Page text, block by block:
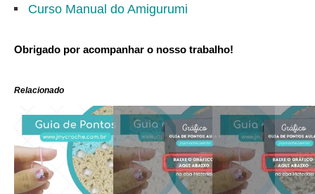
Curso Manual do Amigurumi
Obrigado por acompanhar o nosso trabalho!
Relacionado